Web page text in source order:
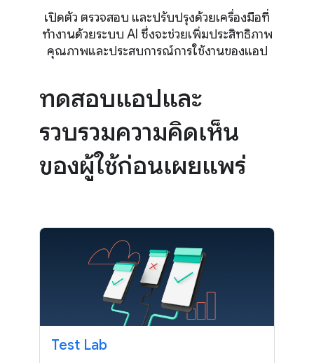
เปิดตัว ตรวจสอบ และปรับปรุงด้วยเครื่องมือที่
ทำงานด้วยระบบ AI ซึ่งจะช่วยเพิ่มประสิทธิภาพ
คุณภาพและประสบการณ์การใช้งานของแอป
ทดสอบแอปและ
รวบรวมความคิดเห็น
ของผู้ใช้ก่อนเผยแพร่
Test Lab